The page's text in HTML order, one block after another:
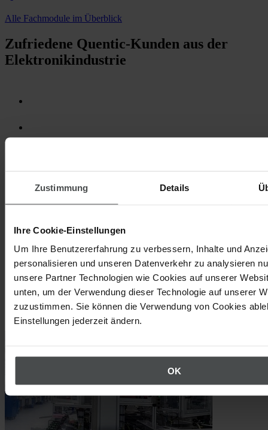
Zustimmung Details
Ihre Cookie-Einstellungen
Um Ihre Benutzererfahrung zu verbessern, Inhalte und
personalisieren und unseren Datenverkehr zu analysieren
unsere Partner Technologien wie Cookies auf unserer
unten, um der Verwendung dieser Technologie auf unserer
zuzustimmen. Sie können die Verwendung von Cookies
Einstellungen jederzeit ändern.
OK
Alle Fachmodule im Überblick
Zufriedene Quentic-Kunden aus der
Elektronikindustrie
Success Stories